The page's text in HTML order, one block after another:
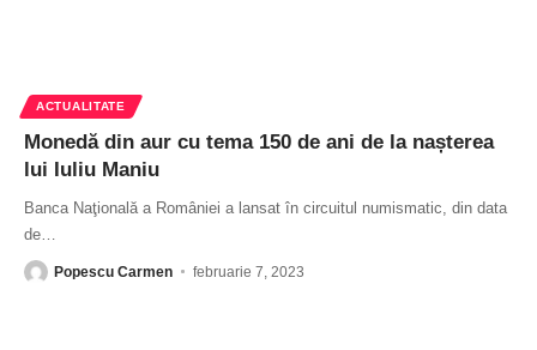
ACTUALITATE
Monedă din aur cu tema 150 de ani de la nașterea
lui Iuliu Maniu
Banca Naţională a României a lansat în circuitul numismatic, din data
de
Popescu Carmen februarie 7, 2023